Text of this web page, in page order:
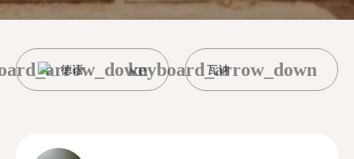
德语 瓦讷
keyboard_arrow_down